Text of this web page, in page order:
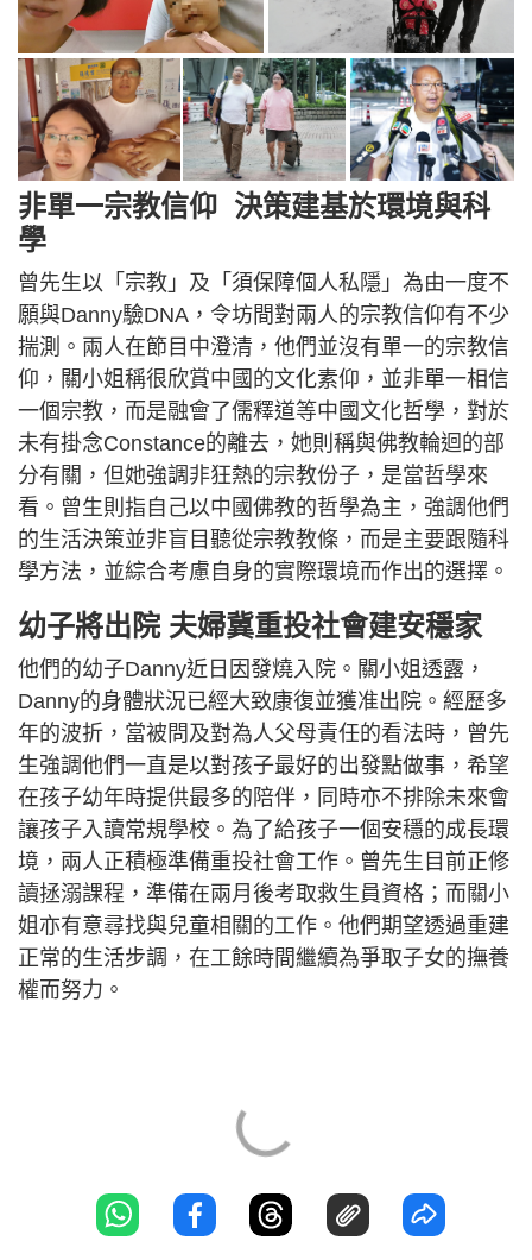
非單一宗教信仰 決策建基於環境與科
學
曾先生以「宗教」及「須保障個人私隱」為由一度不
願與Danny驗DNA，令坊間對兩人的宗教信仰有不少
揣測。兩人在節目中澄清，他們並沒有單一的宗教信
仰，關小姐稱很欣賞中國的文化素仰，並非單一相信
一個宗教，而是融會了儒釋道等中國文化哲學，對於
未有掛念Constance的離去，她則稱與佛教輪迴的部
分有關，但她強調非狂熱的宗教份子，是當哲學來
看。曾生則指自己以中國佛教的哲學為主，強調他們
的生活決策並非盲目聽從宗教教條，而是主要跟隨科
學方法，並綜合考慮自身的實際環境而作出的選擇。
幼子將出院 夫婦冀重投社會建安穩家
他們的幼子Danny近日因發燒入院。關小姐透露，
Danny的身體狀況已經大致康復並獲准出院。經歷多
年的波折，當被問及對為人父母責任的看法時，曾先
生強調他們一直是以對孩子最好的出發點做事，希望
在孩子幼年時提供最多的陪伴，同時亦不排除未來會
讓孩子入讀常規學校。為了給孩子一個安穩的成長環
境，兩人正積極準備重投社會工作。曾先生目前正修
讀拯溺課程，準備在兩月後考取救生員資格；而關小
姐亦有意尋找與兒童相關的工作。他們期望透過重建
正常的生活步調，在工餘時間繼續為爭取子女的撫養
權而努力。